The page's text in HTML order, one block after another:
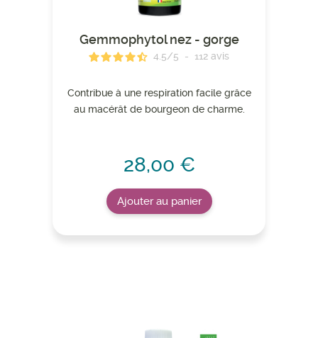
Gemmophytol nez - gorge
4.5/5 - 112 avis
Contribue à une respiration facile grâce
au macérât de bourgeon de charme.
28,00 €
Ajouter au panier